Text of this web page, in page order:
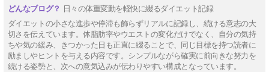
日々の体重変動を軽快に綴るダイエット記録
ダイエットの小さな進歩や停滞も飾らずリアルに記録し、続ける意志の大
切さを伝えています。体脂肪率やウエストの変化だけでなく、自分の気持
ちや気の緩み、きつかった日も正直に綴ることで、同じ目標を持つ読者に
励ましやヒントを与える内容です。シンプルながら確実に前向きな努力を
続ける姿勢と、次への意気込みが伝わりやすい構成となっています。